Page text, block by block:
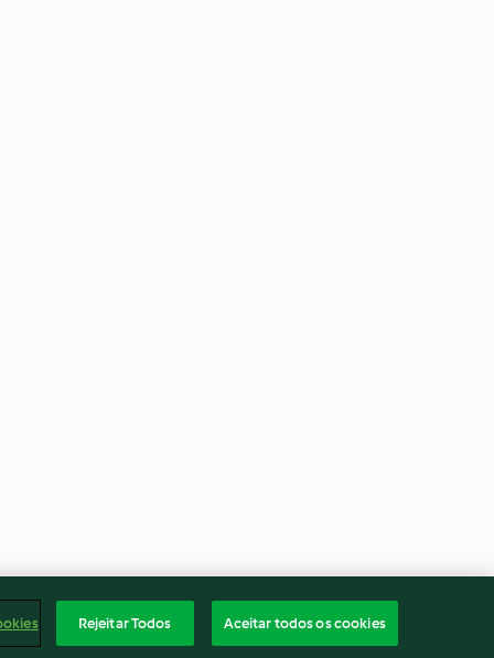
Rejeitar Todos Aceitar todos os cookies